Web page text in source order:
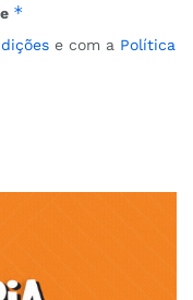
*
e com a Política